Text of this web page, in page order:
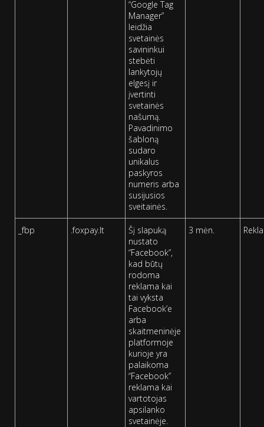
“Google Tag
Manager”
leidžia
svetainės
savininkui
stebėti
lankytojų
elgesį ir
įvertinti
svetainės
našumą.
Pavadinimo
šabloną
sudaro
unikalus
paskyros
numeris arba
susijusios
sveitainės.
_fbp .foxpay.lt
Šį slapuką
nustato
“Facebook”,
kad būtų
rodoma
reklama kai
tai vyksta
Facebook’e
arba
skaitmeninėje
platformoje
kurioje yra
palaikoma
“Facebook”
reklama kai
vartotojas
apsilanko
svetainėje.
3 mėn.